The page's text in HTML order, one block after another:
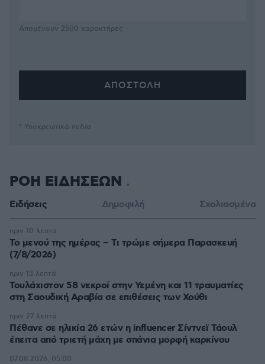
Απομένουν 2500 χαρακτήρες
* Υποχρεωτικά πεδία
ΡΟΗ ΕΙΔΗΣΕΩΝ
Ειδήσεις Δημοφιλή Σχολιασμένα
Το μενού της ημέρας – Τι τρώμε σήμερα Παρασκευή
(7/8/2026)
πριν 10 λεπτά
Τουλάχιστον 58 νεκροί στην Υεμένη και 11 τραυματίες
στη Σαουδική Αραβία σε επιθέσεις των Χούθι
πριν 13 λεπτά
Πέθανε σε ηλικία 26 ετών η influencer Σίντνεϊ Τάουλ
έπειτα από τριετή μάχη με σπάνια μορφή καρκίνου
πριν 27 λεπτά
07.08.2026, 05:00